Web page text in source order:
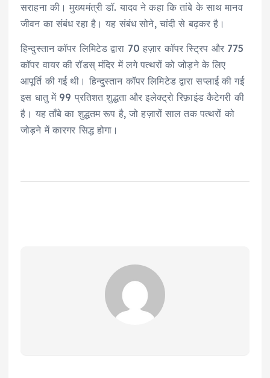
सराहना की। मुख्यमंत्री डॉ. यादव ने कहा कि तांबे के साथ मानव
जीवन का संबंध रहा है। यह संबंध सोने, चांदी से बढ़कर है।
हिन्दुस्तान कॉपर लिमिटेड द्वारा 70 हज़ार कॉपर स्ट्रिप और 775
कॉपर वायर की रॉडस् मंदिर में लगे पत्थरों को जोड़ने के लिए
आपूर्ति की गई थी। हिन्दुस्तान कॉपर लिमिटेड द्वारा सप्लाई की गई
इस धातु में 99 प्रतिशत शुद्धता और इलेक्ट्रो रिफ़ाइंड कैटेगरी की
है। यह ताँबे का शुद्धतम रूप है, जो हज़ारों साल तक पत्थरों को
जोड़ने में कारगर सिद्ध होगा।